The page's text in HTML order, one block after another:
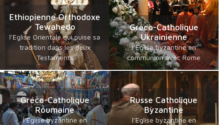
Ethiopienne Orthodoxe
Tewahedo
l’Eglise Orientale qui puise sa
tradition dans les deux
Testaments
Gréco-Catholique
Ukrainienne
l’Eglise byzantine en
communion avec Rome
Gréco-Catholique
Roumaine
l’Eglise byzantine en
Russe Catholique
Byzantine
l’Eglise byzantine en